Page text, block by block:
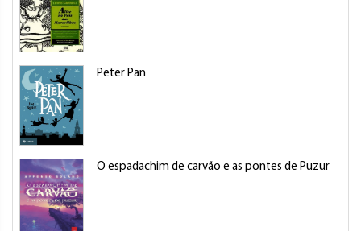
Peter Pan
O espadachim de carvão e as pontes de Puzur